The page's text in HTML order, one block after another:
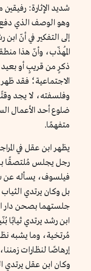
شديد الإثارة:
وهو الوصف الذي دفع
إلى التفكير في أنّ ابن
المُهذّب، وأنّ هذا
ذكرٍ من قريبٍ أو
الاجتماعية؛ فقد
وفلسفته، لا يجد
ضلوع أحد الأعمال
متفهمًا.
يظهر ابن عقل في
رجل يجلس مُلتصقًا
فيلسوف، يسأله عن
بل وكان يرتدي
جلستهما بصحن دار
ابن رشد يرتدي ثيابًا
مُرتخية، وما يشبه
إرهاصًا لنظارات
وكان ابن عقل يرتدي